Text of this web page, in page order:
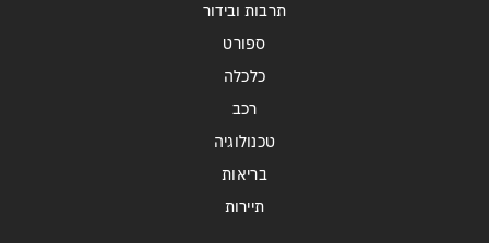
תרבות ובידור
ספורט
כלכלה
רכב
טכנולוגיה
בריאות
תיירות